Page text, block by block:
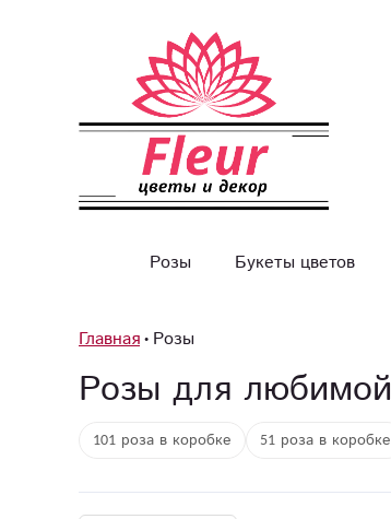
Розы Букеты цветов
Главная Розы
Розы для любимой
101 роза в коробке 51 роза в коробке